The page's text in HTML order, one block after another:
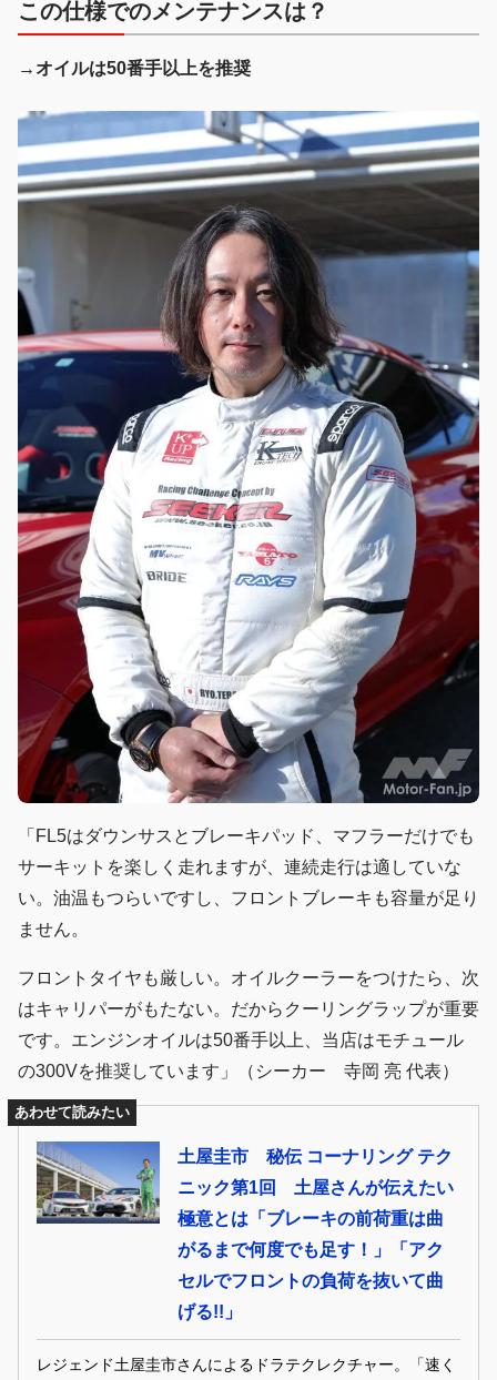
この仕様でのメンテナンスは？
→オイルは50番手以上を推奨
「FL5はダウンサスとブレーキパッド、マフラーだけでも
サーキットを楽しく走れますが、連続走行は適していな
い。油温もつらいですし、フロントブレーキも容量が足り
ません。
フロントタイヤも厳しい。オイルクーラーをつけたら、次
はキャリパーがもたない。だからクーリングラップが重要
です。エンジンオイルは50番手以上、当店はモチュール
の300Vを推奨しています」（シーカー 寺岡 亮 代表）
あわせて読みたい
土屋圭市 秘伝 コーナリング テク
ニック第1回 土屋さんが伝えたい
極意とは「ブレーキの前荷重は曲
がるまで何度でも足す！」「アク
セルでフロントの負荷を抜いて曲
げる!!」
レジェンド土屋圭市さんによるドラテクレクチャー。「速く